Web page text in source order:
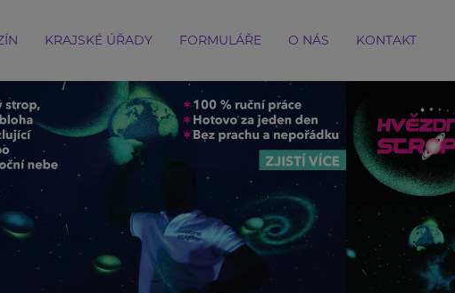
KRAJSKÉ ÚŘADY FORMULÁŘE O NÁS KONTAKT